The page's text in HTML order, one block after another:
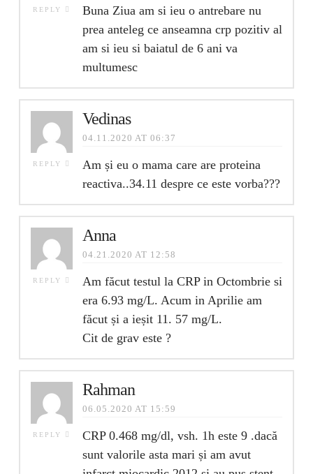
REPLY
Buna Ziua am si ieu o antrebare nu
prea anteleg ce anseamna crp pozitiv al
am si ieu si baiatul de 6 ani va
multumesc
REPLY
Vedinas
04.11.2020 AT 06:37
Am și eu o mama care are proteina
reactiva..34.11 despre ce este vorba???
REPLY
Anna
04.21.2020 AT 12:58
Am făcut testul la CRP in Octombrie si
era 6.93 mg/L. Acum in Aprilie am
făcut și a ieșit 11. 57 mg/L.
Cit de grav este ?
REPLY
Rahman
06.05.2020 AT 15:59
CRP 0.468 mg/dl, vsh. 1h este 9 .dacă
sunt valorile asta mari și am avut